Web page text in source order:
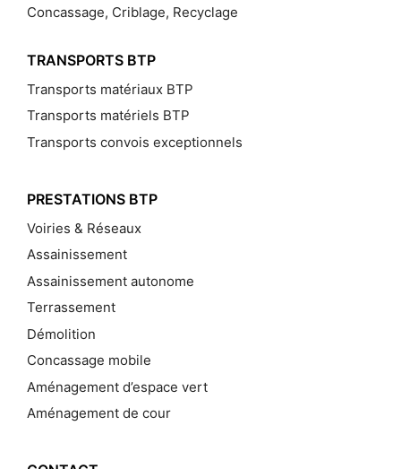
Concassage, Criblage, Recyclage
TRANSPORTS BTP
Transports matériaux BTP
Transports matériels BTP
Transports convois exceptionnels
PRESTATIONS BTP
Voiries & Réseaux
Assainissement
Assainissement autonome
Terrassement
Démolition
Concassage mobile
Aménagement d’espace vert
Aménagement de cour